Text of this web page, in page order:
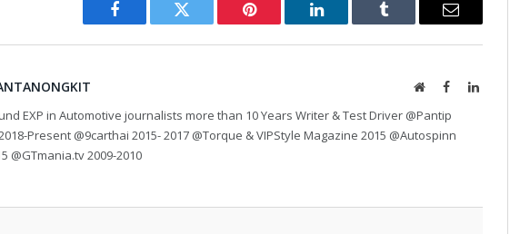
Facebook Twitter Pinterest LinkedIn Tumblr Email
WebsiteFacebookLinkedIn
EXP in Automotive journalists more than 10 Years Writer & Test Driver @Pantip
Present @9carthai 2015- 2017 @Torque & VIPStyle Magazine 2015 @Autospinn
@GTmania.tv 2009-2010